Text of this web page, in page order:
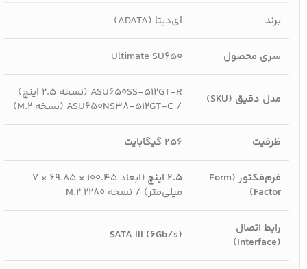
برند ای‌دیتا (ADATA)
سری محصول Ultimate SU650
مدل دقیق (SKU)
ASU650SS-512GT-R (نسخه ۲.۵ اینچ)
/ ASU650NS38-512GT-C (نسخه M.2)
ظرفیت 256 گیگابایت
فرم‌فکتور (Form
Factor)
۲.۵ اینچ
(ابعاد ۱۰۰.۴۵ × ۶۹.۸۵ × ۷
میلی‌متر) / نسخه M.2 2280
رابط اتصال
(Interface)
SATA III (6Gb/s)